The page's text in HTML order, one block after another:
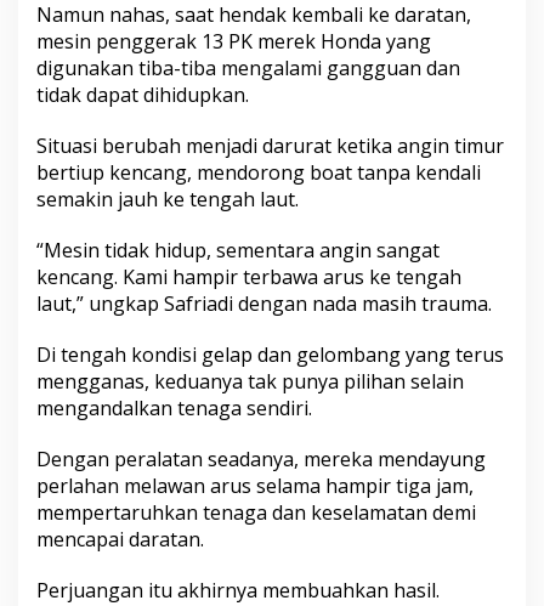
Namun nahas, saat hendak kembali ke daratan,
mesin penggerak 13 PK merek Honda yang
digunakan tiba-tiba mengalami gangguan dan
tidak dapat dihidupkan.
Situasi berubah menjadi darurat ketika angin timur
bertiup kencang, mendorong boat tanpa kendali
semakin jauh ke tengah laut.
“Mesin tidak hidup, sementara angin sangat
kencang. Kami hampir terbawa arus ke tengah
laut,” ungkap Safriadi dengan nada masih trauma.
Di tengah kondisi gelap dan gelombang yang terus
mengganas, keduanya tak punya pilihan selain
mengandalkan tenaga sendiri.
Dengan peralatan seadanya, mereka mendayung
perlahan melawan arus selama hampir tiga jam,
mempertaruhkan tenaga dan keselamatan demi
mencapai daratan.
Perjuangan itu akhirnya membuahkan hasil.